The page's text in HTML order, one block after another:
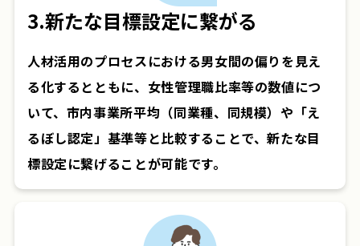
3.新たな目標設定に繋がる
人材活用のプロセスにおける男女間の偏りを見え
る化するとともに、女性管理職比率等の数値につ
いて、市内事業所平均（同業種、同規模）や「え
るぼし認定」基準等と比較することで、新たな目
標設定に繋げることが可能です。